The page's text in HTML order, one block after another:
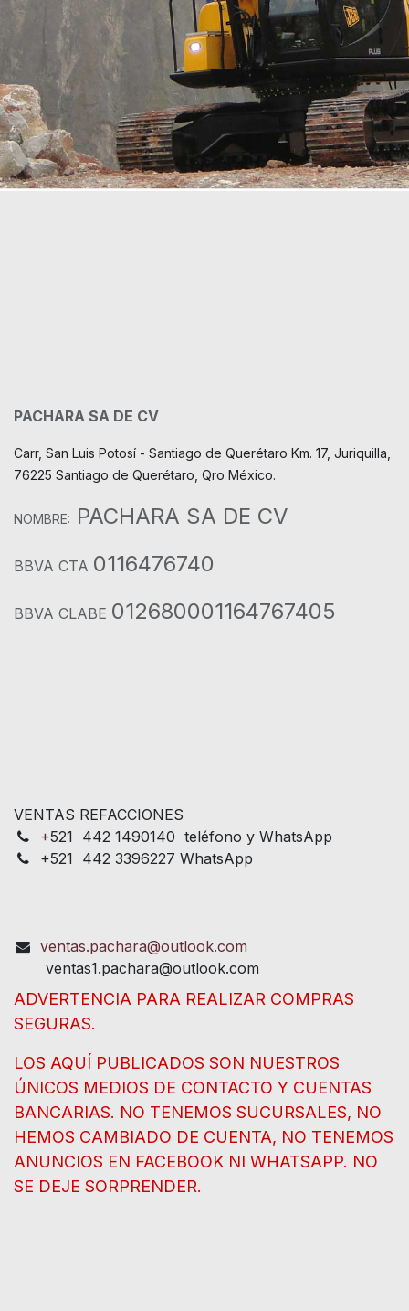
PACHARA SA DE CV
Carr, San Luis Potosí - Santiago de Querétaro Km. 17, Juriquilla,
76225 Santiago de Querétaro, Qro México.
NOMBRE: PACHARA SA DE CV
BBVA CTA 0116476740
BBVA CLABE 012680001164767405
VENTAS REFACCIONES
+521 442 1490140 teléfono y WhatsApp
+521 442 3396227 WhatsApp
ventas.pachara@outlook.com
ventas1.pachara@outlook.com
ADVERTENCIA PARA REALIZAR COMPRAS
SEGURAS.
LOS AQUÍ PUBLICADOS SON NUESTROS
ÚNICOS MEDIOS DE CONTACTO Y CUENTAS
BANCARIAS. NO TENEMOS SUCURSALES, NO
HEMOS CAMBIADO DE CUENTA, NO TENEMOS
ANUNCIOS EN FACEBOOK NI WHATSAPP. NO
SE DEJE SORPRENDER.